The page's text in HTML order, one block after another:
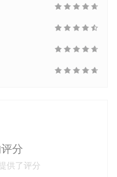
分
供了评分